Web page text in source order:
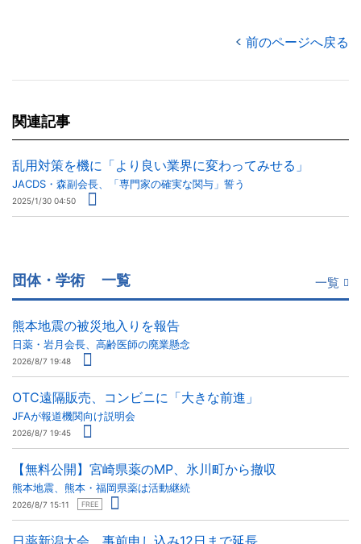
前のページへ戻る
関連記事
乱用対策を機に「より良い業界に変わってみせる」
JACDS・森副会長、「専門家の確実な関与」誓う
2025/1/30 04:50
団体・学術 一覧 一覧
熊本地震の被災地入りを報告
日薬・岩月会長、高齢医師の廃業懸念
2026/8/7 19:48
OTC遠隔販売、コンビニに「大きな前進」
JFAが報道機関向け説明会
2026/8/7 19:45
【無料公開】宮崎県薬のMP、氷川町から撤収
熊本地震、熊本・福岡県薬は活動継続
2026/8/7 15:11 FREE
日薬新潟大会、事前申し込み12日まで延長